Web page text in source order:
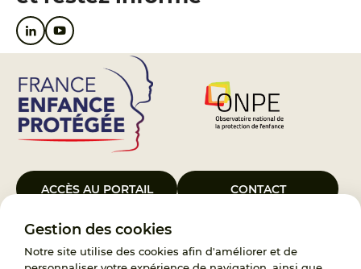
Gestion des cookies
Notre site utilise des cookies afin d'améliorer et de
ACCÈS AU PORTAIL CONTACT
Le Groupement d’Intérêt Public France Enfance Protégée, créé le 5
janvier 2023, a pour objet d’assurer les missions de service public du
119, d’accompagnement des adoptants et de traitement des